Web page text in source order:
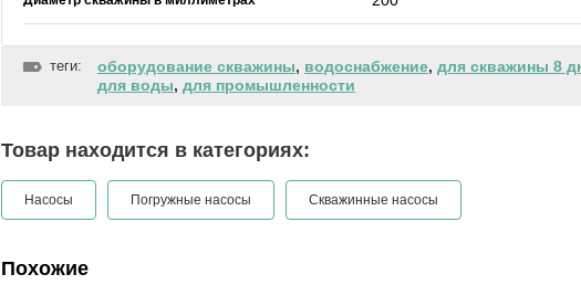
теги: оборудование скважины, водоснабжение, для скважины 8
для воды, для промышленности
Товар находится в категориях:
Насосы Погружные насосы Скважинные насосы
Похожие